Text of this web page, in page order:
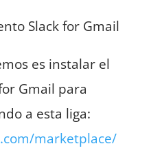
Slack for Gmail
es instalar el
Gmail para
a esta liga:
marketplace/